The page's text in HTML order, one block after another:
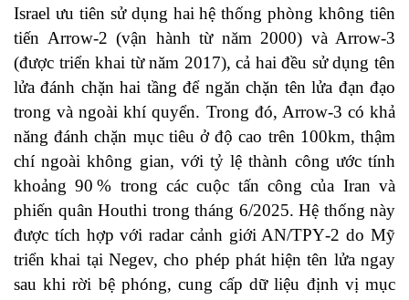
Israel ưu tiên sử dụng hai hệ thống phòng không tiên
tiến Arrow‑2 (vận hành từ năm 2000) và Arrow‑3
(được triển khai từ năm 2017), cả hai đều sử dụng tên
lửa đánh chặn hai tầng để ngăn chặn tên lửa đạn đạo
trong và ngoài khí quyển. Trong đó, Arrow‑3 có khả
năng đánh chặn mục tiêu ở độ cao trên 100km, thậm
chí ngoài không gian, với tỷ lệ thành công ước tính
khoảng 90 % trong các cuộc tấn công của Iran và
phiến quân Houthi trong tháng 6/2025. Hệ thống này
được tích hợp với radar cảnh giới AN/TPY‑2 do Mỹ
triển khai tại Negev, cho phép phát hiện tên lửa ngay
sau khi rời bệ phóng, cung cấp dữ liệu định vị mục